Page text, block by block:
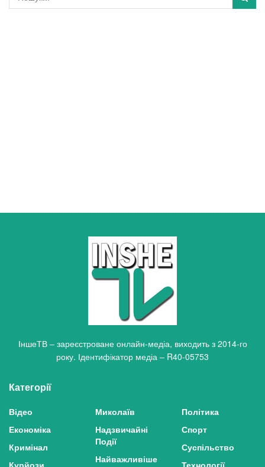
ІншеТВ – зареєстроване онлайн-медіа, виходить з 2014-го
року. Ідентифікатор медіа – R40-05753
Категорії
Відео
Економіка
Кримінал
Курйози
Миколаїв
Надзвичайні
Події
Найважливіше
Політика
Спорт
Суспільство
Технології